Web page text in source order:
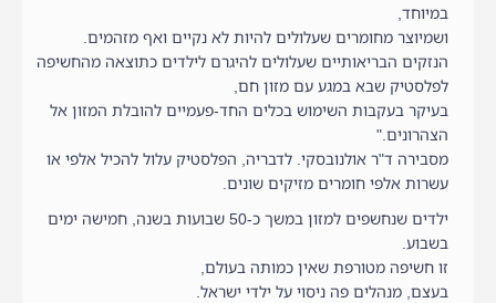
במיוחד,
ושמיוצר מחומרים שעלולים להיות לא נקיים ואף מזהמים.
הנזקים הבריאותיים שעלולים להיגרם לילדים כתוצאה מהחשיפה
לפלסטיק שבא במגע עם מזון חם,
בעיקר בעקבות השימוש בכלים החד-פעמיים להובלת המזון אל
הצהרונים."
מסבירה ד"ר אולנובסקי. לדבריה, הפלסטיק עלול להכיל אלפי או
עשרות אלפי חומרים מזיקים שונים.
ילדים שנחשפים למזון במשך כ-50 שבועות בשנה, חמישה ימים
בשבוע.
זו חשיפה מטורפת שאין כמותה בעולם,
בעצם, מנהלים פה ניסוי על ילדי ישראל.